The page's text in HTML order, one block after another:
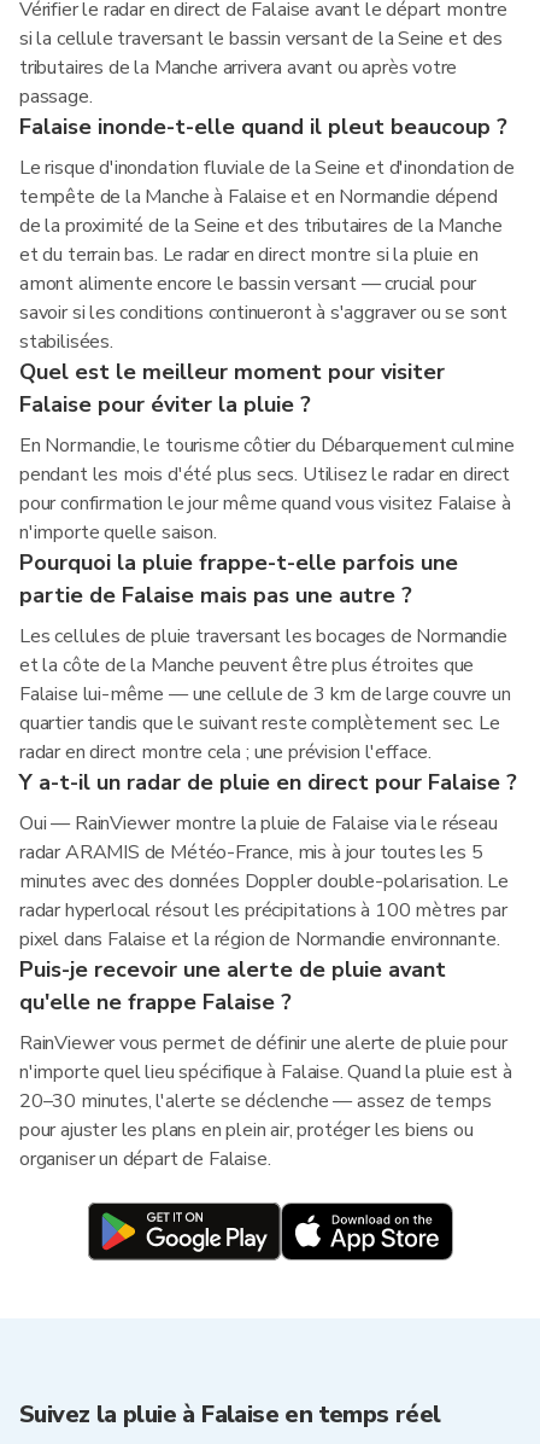
Vérifier le radar en direct de Falaise avant le départ montre
si la cellule traversant le bassin versant de la Seine et des
tributaires de la Manche arrivera avant ou après votre
passage.
Falaise inonde-t-elle quand il pleut beaucoup ?
Le risque d'inondation fluviale de la Seine et d'inondation de
tempête de la Manche à Falaise et en Normandie dépend
de la proximité de la Seine et des tributaires de la Manche
et du terrain bas. Le radar en direct montre si la pluie en
amont alimente encore le bassin versant — crucial pour
savoir si les conditions continueront à s'aggraver ou se sont
stabilisées.
Quel est le meilleur moment pour visiter
Falaise pour éviter la pluie ?
En Normandie, le tourisme côtier du Débarquement culmine
pendant les mois d'été plus secs. Utilisez le radar en direct
pour confirmation le jour même quand vous visitez Falaise à
n'importe quelle saison.
Pourquoi la pluie frappe-t-elle parfois une
partie de Falaise mais pas une autre ?
Les cellules de pluie traversant les bocages de Normandie
et la côte de la Manche peuvent être plus étroites que
Falaise lui-même — une cellule de 3 km de large couvre un
quartier tandis que le suivant reste complètement sec. Le
radar en direct montre cela ; une prévision l'efface.
Y a-t-il un radar de pluie en direct pour Falaise ?
Oui — RainViewer montre la pluie de Falaise via le réseau
radar ARAMIS de Météo-France, mis à jour toutes les 5
minutes avec des données Doppler double-polarisation. Le
radar hyperlocal résout les précipitations à 100 mètres par
pixel dans Falaise et la région de Normandie environnante.
Puis-je recevoir une alerte de pluie avant
qu'elle ne frappe Falaise ?
RainViewer vous permet de définir une alerte de pluie pour
n'importe quel lieu spécifique à Falaise. Quand la pluie est à
20–30 minutes, l'alerte se déclenche — assez de temps
pour ajuster les plans en plein air, protéger les biens ou
organiser un départ de Falaise.
Suivez la pluie à Falaise en temps réel